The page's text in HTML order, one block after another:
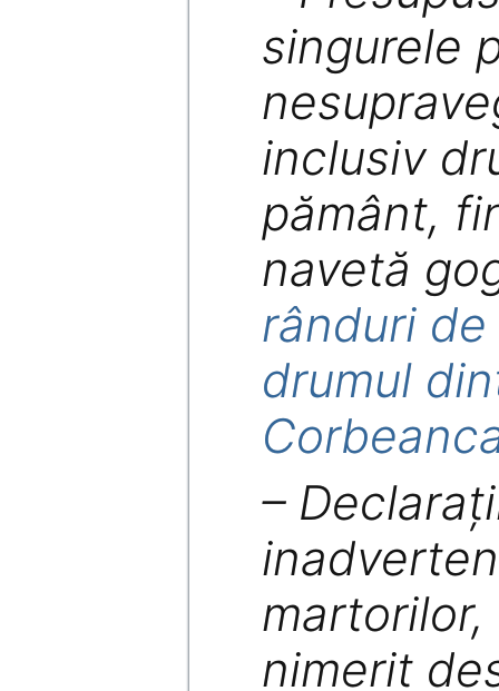
singurele
inclusiv
pământ,
navetă
rânduri
drumul
–
nimerit